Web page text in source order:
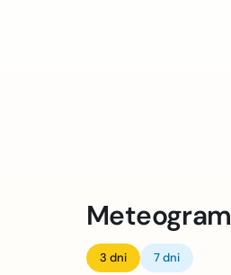
Meteogram
3 dni 7 dni